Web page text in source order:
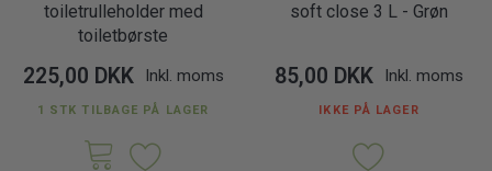
toiletrulleholder med
toiletbørste
225,00 DKK Inkl. moms
1 STK TILBAGE PÅ LAGER
soft close 3 L - Grøn
85,00 DKK Inkl. moms
IKKE PÅ LAGER